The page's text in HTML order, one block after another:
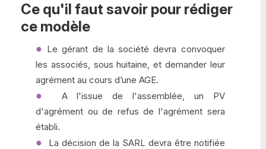
Ce qu'il faut savoir pour rédiger
ce modèle
Le gérant de la société devra convoquer
les associés, sous huitaine, et demander leur
agrément au cours d’une AGE.
A l'issue de l'assemblée, un PV
d'agrément ou de refus de l'agrément sera
établi.
La décision de la SARL devra être notifiée